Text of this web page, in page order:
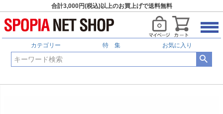
合計3,000円(税込)以上のお買上げで送料無料
カテゴリー 特 集 お気に入り